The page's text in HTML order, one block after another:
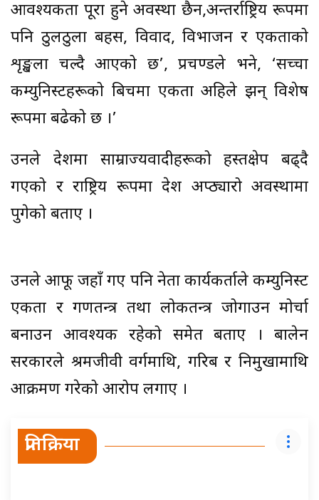
आवश्यकता पूरा हुने अवस्था छैन,अन्तर्राष्ट्रिय रूपमा
पनि ठुलठुला बहस, विवाद, विभाजन र एकताको
शृङ्खला चल्दै आएको छ’, प्रचण्डले भने, ‘सच्चा
कम्युनिस्टहरूको बिचमा एकता अहिले झन् विशेष
रूपमा बढेको छ ।’
उनले देशमा साम्राज्यवादीहरूको हस्तक्षेप बढ्दै
गएको र राष्ट्रिय रूपमा देश अप्ठ्यारो अवस्थामा
पुगेको बताए ।
उनले आफू जहाँ गए पनि नेता कार्यकर्ताले कम्युनिस्ट
एकता र गणतन्त्र तथा लोकतन्त्र जोगाउन मोर्चा
बनाउन आवश्यक रहेको समेत बताए । बालेन
सरकारले श्रमजीवी वर्गमाथि, गरिब र निमुखामाथि
आक्रमण गरेको आरोप लगाए ।
प्रतिक्रिया